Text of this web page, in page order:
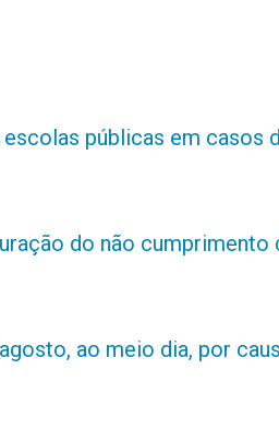
públicas em casos
do não cumprimento
ao meio dia, por